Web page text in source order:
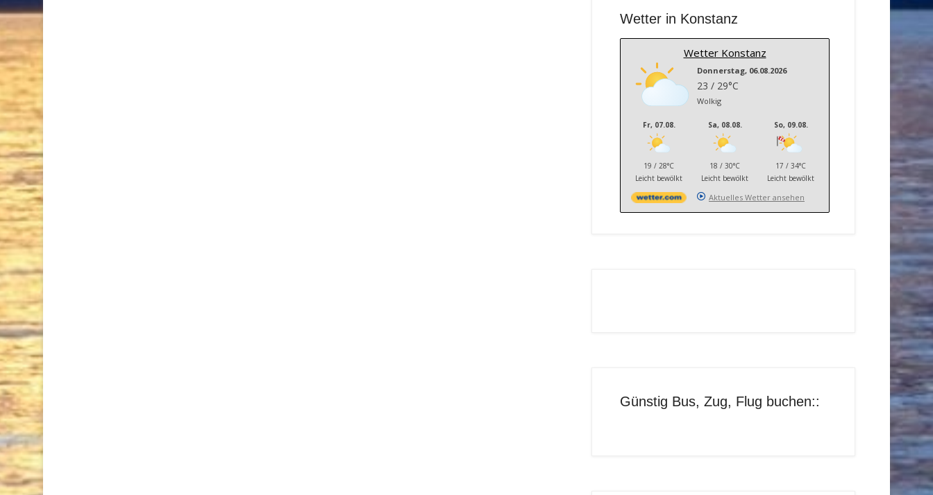
Wetter in Konstanz
Wetter Konstanz
Donnerstag, 06.08.2026
23 / 29°C
Wolkig
Fr, 07.08.
19 / 28°C
Leicht bewölkt
Sa, 08.08.
18 / 30°C
Leicht bewölkt
So, 09.08.
17 / 34°C
Leicht bewölkt
Aktuelles Wetter ansehen
Günstig Bus, Zug, Flug buchen::